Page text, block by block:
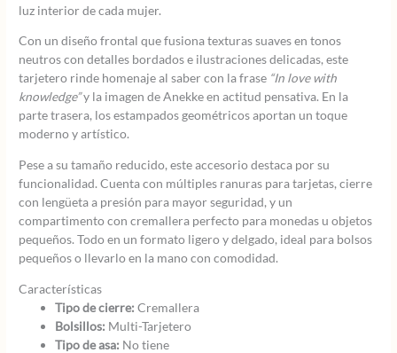
luz interior de cada mujer.
Con un diseño frontal que fusiona texturas suaves en tonos
neutros con detalles bordados e ilustraciones delicadas, este
tarjetero rinde homenaje al saber con la frase “In love with
knowledge”y la imagen de Anekke en actitud pensativa. En la
parte trasera, los estampados geométricos aportan un toque
moderno y artístico.
Pese a su tamaño reducido, este accesorio destaca por su
funcionalidad. Cuenta con múltiples ranuras para tarjetas, cierre
con lengüeta a presión para mayor seguridad, y un
compartimento con cremallera perfecto para monedas u objetos
pequeños. Todo en un formato ligero y delgado, ideal para bolsos
pequeños o llevarlo en la mano con comodidad.
Características
Tipo de cierre: Cremallera
Bolsillos: Multi-Tarjetero
Tipo de asa: No tiene